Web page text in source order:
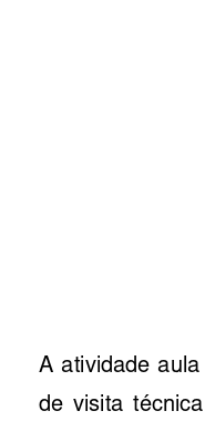
A atividade
de  visita